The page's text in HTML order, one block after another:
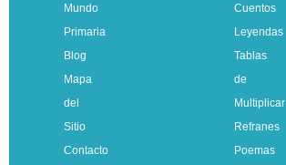
Mundo
Primaria
Blog
Mapa
del
Sitio
Contacto
Cuentos
Leyendas
Tablas
de
Multiplicar
Refranes
Poemas